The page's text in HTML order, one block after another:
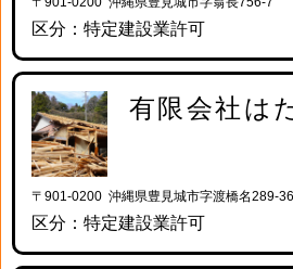
区分：特定建設業許可
有限会社は
〒901-0200 沖縄県豊見城市字渡橋名289-
区分：特定建設業許可